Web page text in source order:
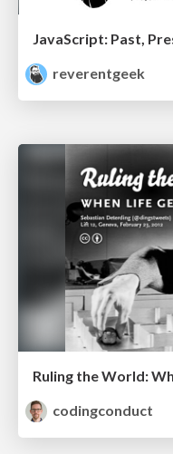
reverentgeek
Ruling the World:
codingconduct